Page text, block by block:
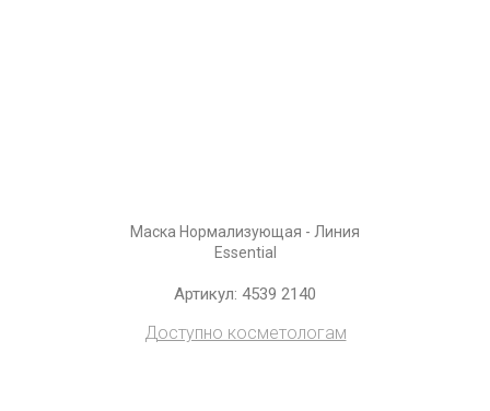
Маска Нормализующая - Линия
Essential
Артикул: 4539 2140
Доступно косметологам